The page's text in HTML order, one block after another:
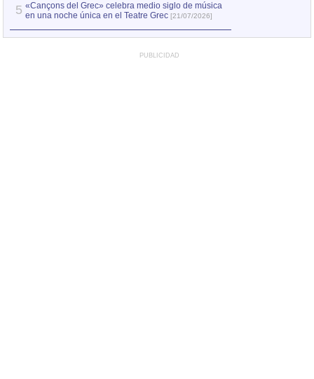
5 «Cançons del Grec» celebra medio siglo de música
en una noche única en el Teatre Grec [21/07/2026]
PUBLICIDAD